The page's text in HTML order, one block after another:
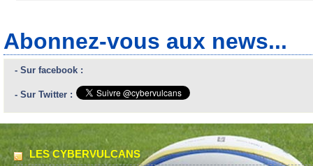
Abonnez-vous aux news...
- Sur facebook :
- Sur Twitter :
LES CYBERVULCANS